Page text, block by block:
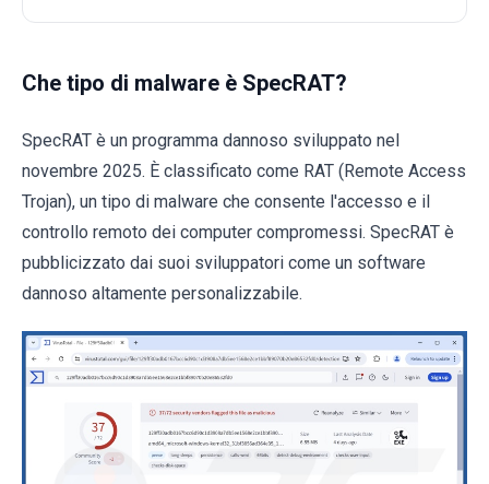
Che tipo di malware è SpecRAT?
SpecRAT è un programma dannoso sviluppato nel
novembre 2025. È classificato come RAT (Remote Access
Trojan), un tipo di malware che consente l'accesso e il
controllo remoto dei computer compromessi. SpecRAT è
pubblicizzato dai suoi sviluppatori come un software
dannoso altamente personalizzabile.